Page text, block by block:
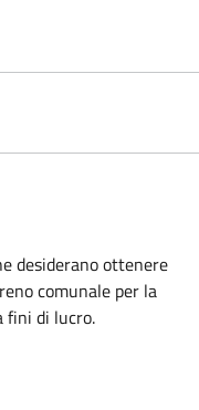
desiderano ottenere
comunale per la
fini di lucro.